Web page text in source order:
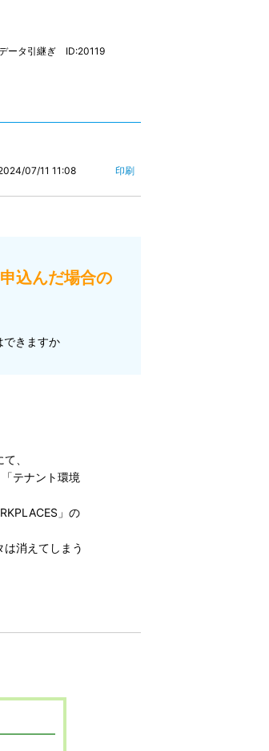
データ引継ぎ ID:20119
07/11 11:08 印刷
込んだ場合の
できますか
、
テナント環境
」の
消えてしまう